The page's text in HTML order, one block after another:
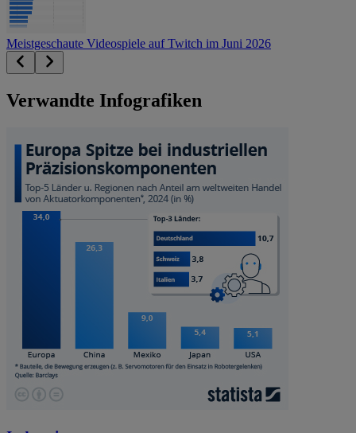
Meistgeschaute Videospiele auf Twitch im Juni 2026
Verwandte Infografiken